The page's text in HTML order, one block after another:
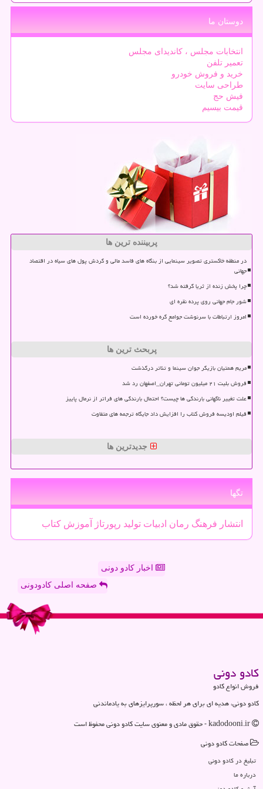
دوستان ما
انتخابات مجلس ، کاندیدای مجلس
تعمیر تلفن
خرید و فروش خودرو
طراحی سایت
فیش حج
قیمت بیسیم
پربیننده ترین ها
در منطقه خاکستری تصویر سینمایی از بنگاه های فاسد مالی و گردش پول های سیاه در اقتصاد
جهانی
چرا پخش زنده از ثریا گرفته شد؟
شور جام جهانی روی پرده نقره ای
امروز ارتباطات با سرنوشت جوامع گره خورده است
پربحث ترین ها
مریم همتیان بازیگر جوان سینما و تئاتر درگذشت
فروش بلیت ۲۱ میلیون تومانی تهران_اصفهان رد شد
علت تغییر ناگهانی بارندگی ها چیست؟ احتمال بارندگی های فراتر از نرمال پاییز
فیلم اودیسه فروش کتاب را افزایش داد جایگاه ترجمه های متفاوت
جدیدترین ها
تگها
انتشار فرهنگ رمان ادبیات تولید رپورتاژ آموزش كتاب
اخبار کادو دونی
صفحه اصلی کادودونی
كادو دونی
فروش انواع کادو
کادو دونی، هدیه ای برای هر لحظه ، سورپرایزهای به یادماندنی
صفحات كادو دونی
تبلیغ در كادو دونی
درباره ما